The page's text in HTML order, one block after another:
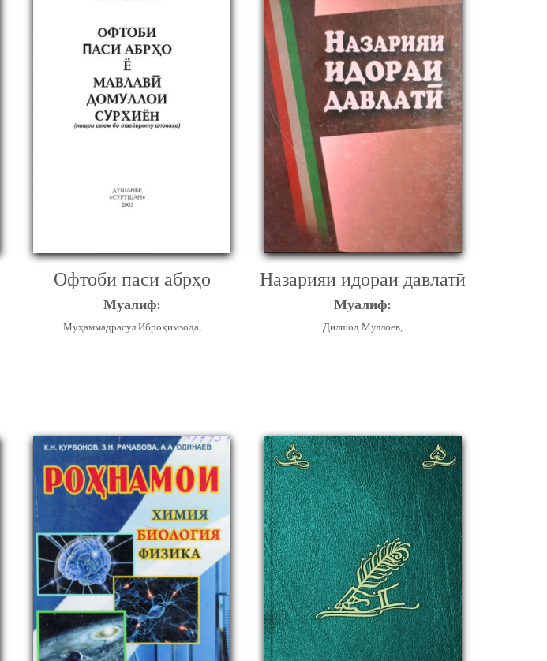
Офтоби паси абрҳо
Муалиф:
Муҳаммадрасул Иброҳимзода,
Назарияи идораи давлатӣ
Муалиф:
Дилшод Муллоев,